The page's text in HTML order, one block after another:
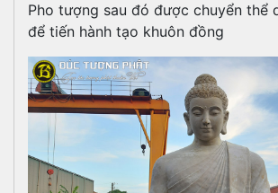
Pho tượng sau đó được chuyển thể
để tiến hành tạo khuôn đồng